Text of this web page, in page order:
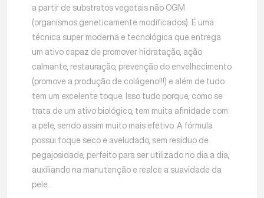
a partir de substratos vegetais não OGM
(organismos geneticamente modificados). É uma
técnica super moderna e tecnológica que entrega
um ativo capaz de promover hidratação, ação
calmante, restauração, prevenção do envelhecimento
(promove a produção de colágeno!!!) e além de tudo
tem um excelente toque. Isso tudo porque, como se
trata de um ativo biológico, tem muita afinidade com
a pele, sendo assim muito mais efetivo. A fórmula
possui toque seco e aveludado, sem resíduo de
pegajosidade, perfeito para ser utilizado no dia a dia,
auxiliando na manutenção e realce a suavidade da
pele.